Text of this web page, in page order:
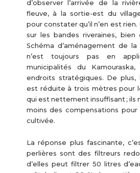
d’observer l’arrivée de la
fleuve, à la sortie-est du
pour constater qu’il n’en est
sur les bandes riveraines, bien
Schéma d’aménagement de la
n’est toujours pas en
municipalités du
endroits stratégiques. De plus,
est réduite à trois mètres pour
qui est nettement insuffisant ; ils
moins des compensations pour
cultivée.
La réponse plus fascinante,
perlières sont des filtreurs
d’elles peut filtrer 50 litres